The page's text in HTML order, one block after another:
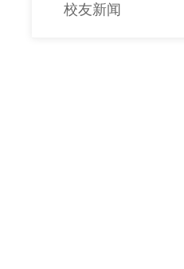
校友新闻